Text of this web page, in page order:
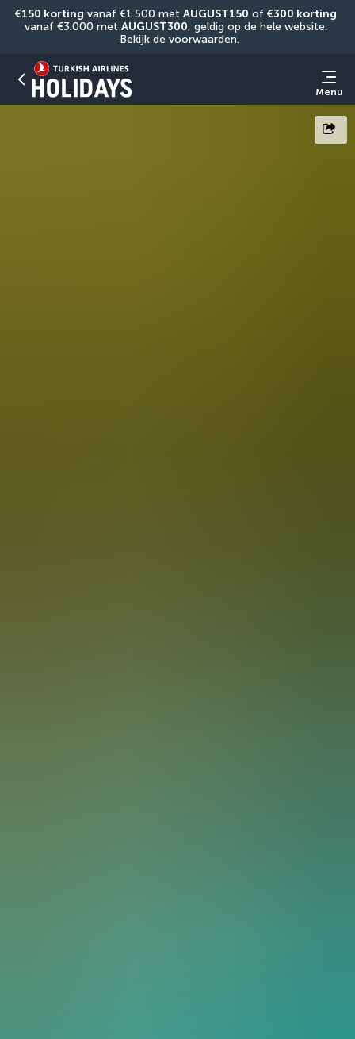
€150 korting vanaf €1.500 met AUGUST150 of €300 korting
vanaf €3.000 met AUGUST300
Bekijk de voorwaarden.
Menu